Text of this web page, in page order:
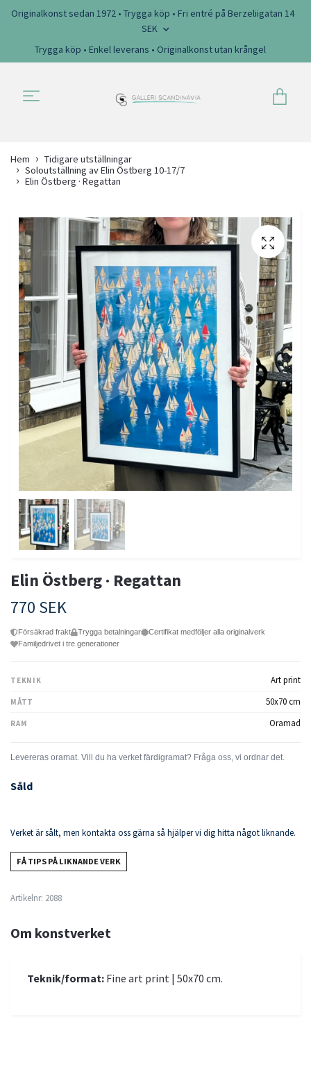
Originalkonst sedan 1972 • Trygga köp • Fri entré på Berzeliigatan 14
SEK
Trygga köp • Enkel leverans • Originalkonst utan krångel
Hem
Tidigare utställningar
Soloutställning av Elin Östberg 10-17/7
Elin Östberg · Regattan
Elin Östberg · Regattan
770 SEK
Försäkrad frakt Trygga betalningar
Certifikat medföljer alla originalverk
Familjedrivet i tre generationer
TEKNIK Art print
MÅTT 50x70 cm
RAM Oramad
Såld
Verket är sålt, men kontakta oss gärna så hjälper vi dig hitta något liknande.
FÅ TIPS PÅ LIKNANDE VERK
Artikelnr: 2088
Om konstverket
Teknik/format: Fine art print | 50x70 cm.